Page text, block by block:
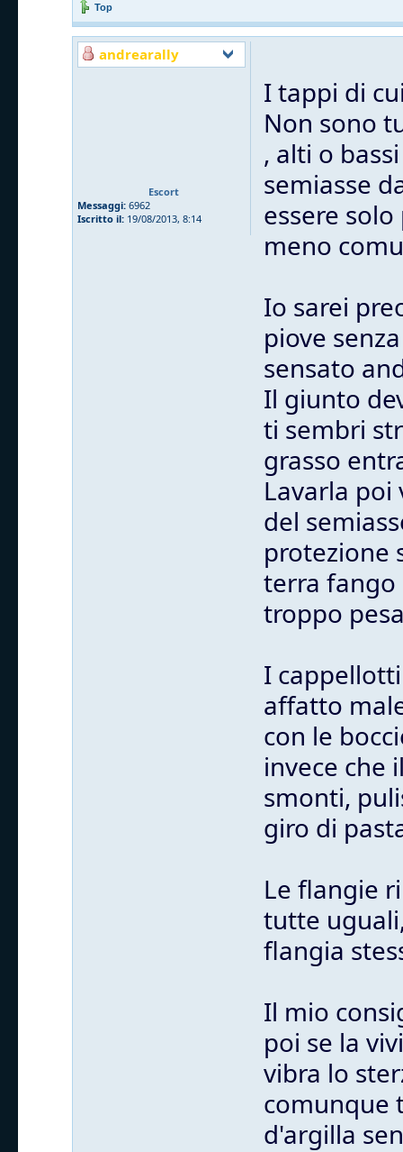
Top
andrearally
Escort
Messaggi: 6962
Iscritto il: 19/08/2013, 8:14
I tappi di
Non sono
, alti o
semiasse
essere
meno
Io sarei
piove
sensato
Il giunto
ti sembri
grasso
Lavarla
del
protezione
terra
troppo
I
affatto
con le
invece che
smonti,
giro di
Le flangie
tutte
flangia
Il mio
poi se la
vibra lo
comunque
d'argilla